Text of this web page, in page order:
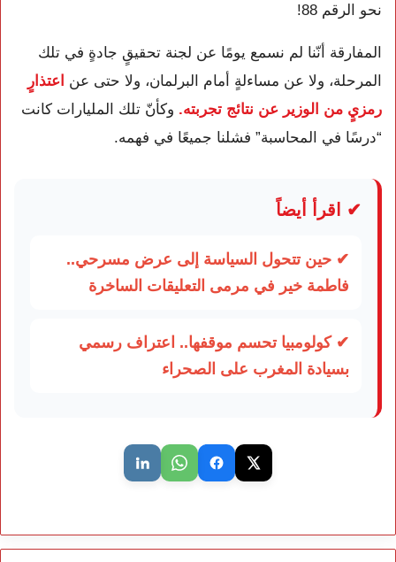
نحو الرقم 88!
المفارقة أنّنا لم نسمع يومًا عن لجنة تحقيقٍ جادةٍ في تلك
المرحلة، ولا عن مساءلةٍ أمام البرلمان، ولا حتى عن اعتذارٍ
رمزيٍ من الوزير عن نتائج تجربته. وكأنّ تلك المليارات كانت
“درسًا في المحاسبة” فشلنا جميعًا في فهمه.
✔ اقرأ أيضاً
✔ حين تتحول السياسة إلى عرض مسرحي..
فاطمة خير في مرمى التعليقات الساخرة
✔ كولومبيا تحسم موقفها.. اعتراف رسمي
بسيادة المغرب على الصحراء